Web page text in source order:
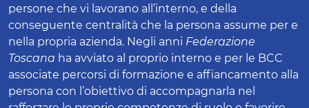
persone che vi lavorano all’interno, e della
conseguente centralità che la persona assume per e
nella propria azienda. Negli anni Federazione
Toscana ha avviato al proprio interno e per le BCC
associate percorsi di formazione e affiancamento alla
persona con l’obiettivo di accompagnarla nel